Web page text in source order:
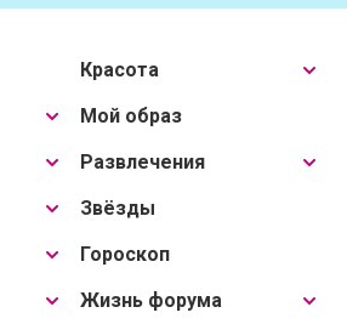
Красота
Мой образ
Развлечения
Звёзды
Гороскоп
Жизнь форума